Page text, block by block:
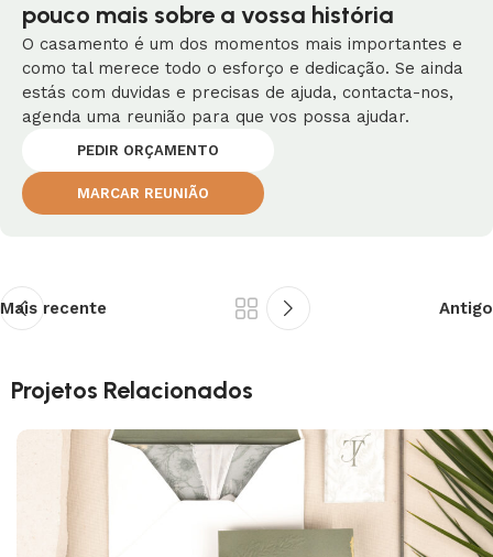
pouco mais sobre a vossa história
O casamento é um dos momentos mais importantes e
como tal merece todo o esforço e dedicação. Se ainda
estás com duvidas e precisas de ajuda, contacta-nos,
agenda uma reunião para que vos possa ajudar.
PEDIR ORÇAMENTO
MARCAR REUNIÃO
Mais recente Antigo
Projetos Relacionados